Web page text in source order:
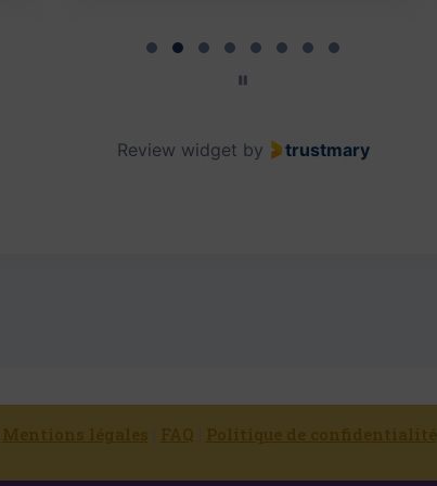
Review widget by trustmary
Mentions légales | FAQ | Politique de confidentialité